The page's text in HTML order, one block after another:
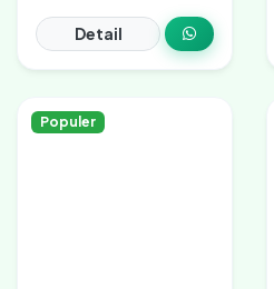
Detail
Populer